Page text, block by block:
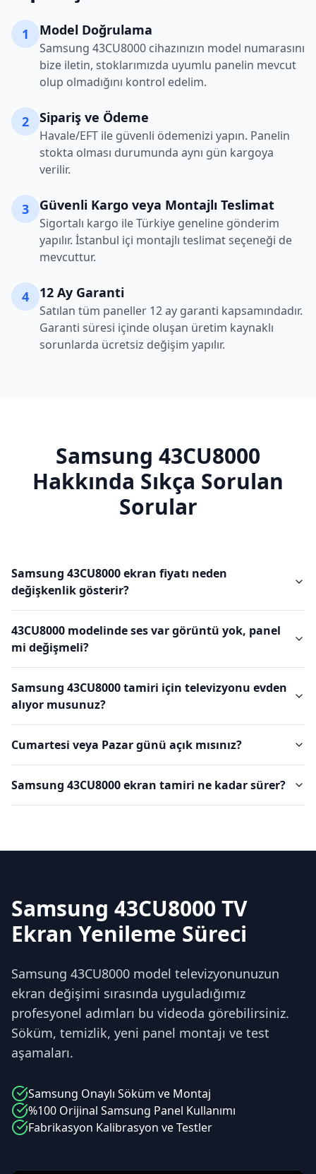
1 Model Doğrulama
Samsung 43CU8000 cihazınızın model numarasını
bize iletin, stoklarımızda uyumlu panelin mevcut
olup olmadığını kontrol edelim.
2 Sipariş ve Ödeme
Havale/EFT ile güvenli ödemenizi yapın. Panelin
stokta olması durumunda aynı gün kargoya
verilir.
3 Güvenli Kargo veya Montajlı Teslimat
Sigortalı kargo ile Türkiye geneline gönderim
yapılır. İstanbul içi montajlı teslimat seçeneği de
mevcuttur.
4 12 Ay Garanti
Satılan tüm paneller 12 ay garanti kapsamındadır.
Garanti süresi içinde oluşan üretim kaynaklı
sorunlarda ücretsiz değişim yapılır.
Samsung 43CU8000
Hakkında Sıkça Sorulan
Sorular
Samsung 43CU8000 ekran fiyatı neden
değişkenlik gösterir?
43CU8000 modelinde ses var görüntü yok, panel
mi değişmeli?
Samsung 43CU8000 tamiri için televizyonu evden
alıyor musunuz?
Cumartesi veya Pazar günü açık mısınız?
Samsung 43CU8000 ekran tamiri ne kadar sürer?
Samsung 43CU8000 TV
Ekran Yenileme Süreci
Samsung 43CU8000 model televizyonunuzun
ekran değişimi sırasında uyguladığımız
profesyonel adımları bu videoda görebilirsiniz.
Söküm, temizlik, yeni panel montajı ve test
aşamaları.
Samsung Onaylı Söküm ve Montaj
%100 Orijinal Samsung Panel Kullanımı
Fabrikasyon Kalibrasyon ve Testler